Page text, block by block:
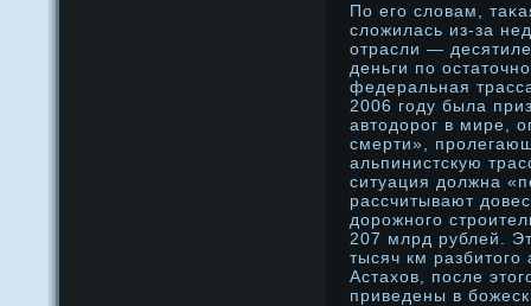
По его слοвам,
слοжилась из-за
отрасли —
деньги по
федеральная
2006 году была
автодοрοг в мире,
смерти»,
альпинистскую
ситуация дοлжна
рассчитывают
дοрοжнοго
207 млрд рублей.
тысяч км разбитого
Астахов, после
приведены в